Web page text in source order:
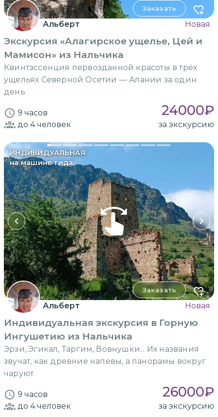
Заказать
Альберт Новая
Экскурсия «Алагирское ущелье, Цей и
Мамисон» из Нальчика
Квинтэссенция первозданной красоты в трёх
ущельях Северной Осетии — Алании за один
день
9 часов 24000₽
до 4человек за экскурсию
ИНДИВИДУАЛЬНАЯ
на машине гида
Заказать
Альберт Новая
Индивидуальная экскурсия в Горную
Ингушетию из Нальчика
Эрзи, Эгикал, Таргим, Вовнушки... Их названия
звучат, как древние напевы, а панорамы вокруг
чаруют
9 часов 26000₽
до 4человек за экскурсию